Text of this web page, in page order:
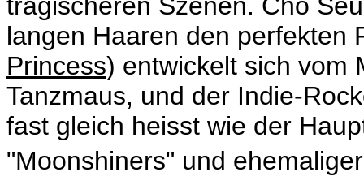
langen Haaren den perfekten
Princess) entwickelt sich vom
Tanzmaus, und der Indie-
fast gleich heisst wie der
"Moonshiners" und